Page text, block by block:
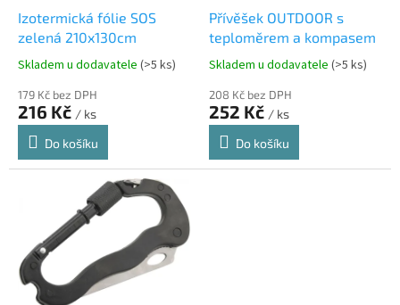
Izotermická fólie SOS
zelená 210x130cm
Skladem u dodavatele (>5 ks)
179 Kč bez DPH
216 Kč / ks
Do košíku
Přívěšek OUTDOOR s
teploměrem a kompasem
Skladem u dodavatele (>5 ks)
208 Kč bez DPH
252 Kč / ks
Do košíku